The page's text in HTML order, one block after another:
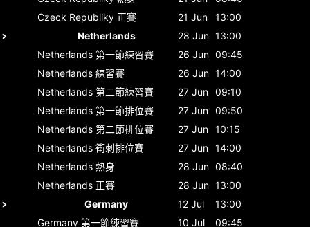
Czeck Republiky 正賽 21 Jun
13:00
Netherlands
28 Jun 13:00
Netherlands 第一節練習賽 26 Jun 09:45
Netherlands 練習賽 26 Jun 14:00
Netherlands 第二節練習賽 27 Jun 09:10
Netherlands 第一節排位賽 27 Jun 09:50
Netherlands 第二節排位賽 27 Jun 10:15
Netherlands 衝刺排位賽 27 Jun 14:00
Netherlands 熱身 28 Jun 08:40
Netherlands 正賽 28 Jun 13:00
Germany
12 Jul
13:00
Germany 第一節練習賽 10 Jul
09:45